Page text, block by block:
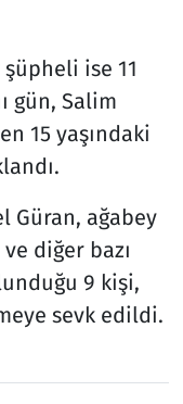
ise 11
gün, Salim
15 yaşındaki
Güran, ağabey
diğer bazı
9 kişi,
sevk edildi.